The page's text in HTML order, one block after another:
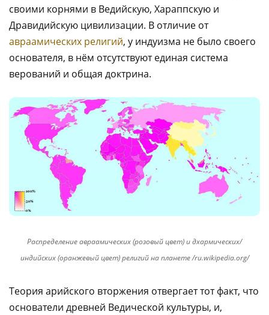
своими корнями в Ведийскую, Хараппскую и
Дравидийскую цивилизации. В отличие от
авраамических религий, у индуизма не было своего
основателя, в нём отсутствуют единая система
верований и общая доктрина.
Распределение авраамических (розовый цвет) и дхармических/
индийских (оранжевый цвет) религий на планете /ru.wikipedia.org/
Теория арийского вторжения отвергает тот факт, что
основатели древней Ведической культуры, и,